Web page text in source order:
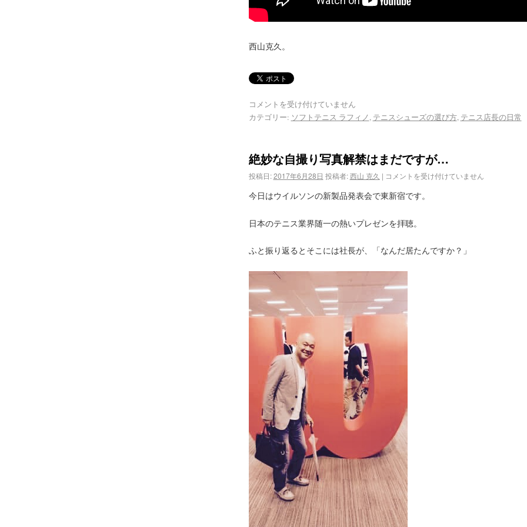
西山克久。
コメントを受け付けていません
カテゴリー: ソフトテニス ラフィノ, テニスシューズの選び方, テニス店長の日常
絶妙な自撮り写真解禁はまだですが…
投稿日: 2017年6月28日 投稿者: 西山 克久 | コメントを受け付けていません
今日はウイルソンの新製品発表会で東新宿です。
日本のテニス業界随一の熱いプレゼンを拝聴。
ふと振り返るとそこには社長が、「なんだ居たんですか？」